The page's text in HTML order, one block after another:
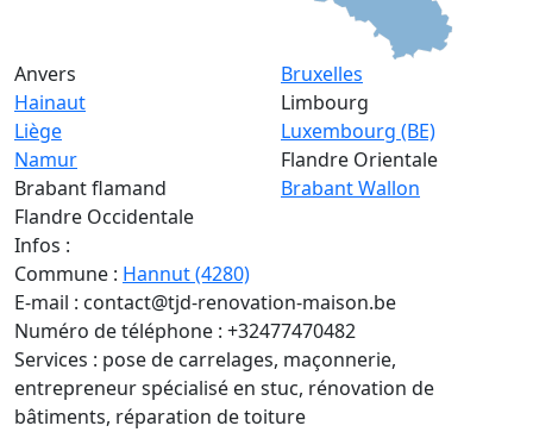
Anvers
Bruxelles
Hainaut
Limbourg
Liège
Luxembourg (BE)
Namur
Flandre Orientale
Brabant flamand
Brabant Wallon
Flandre Occidentale
Infos :
Commune : Hannut (4280)
E-mail : contact@tjd-renovation-maison.be
Numéro de téléphone : +32477470482
Services : pose de carrelages, maçonnerie,
entrepreneur spécialisé en stuc, rénovation de
bâtiments, réparation de toiture